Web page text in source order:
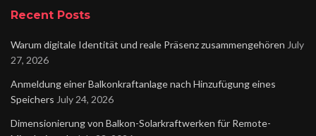
Recent Posts
Warum digitale Identität und reale Präsenz zusammengehören July
27, 2026
Anmeldung einer Balkonkraftanlage nach Hinzufügung eines
Speichers July 24, 2026
Dimensionierung von Balkon-Solarkraftwerken für Remote-